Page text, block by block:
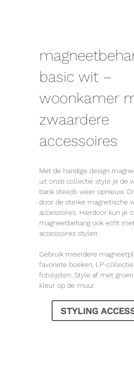
basic wit –
woonkamer
zwaardere
accessoires
Met de handige design
uit onze collectie style je de
bank steeds weer opnieuw.
door de sterke magnetische
accessoires. Hierdoor kun je
magneetbehang ook echt
accessoires stylen.
Gebruik meerdere
favoriete boeken, LP-
fotolijsten. Style af met
kleur op de muur.
STYLING